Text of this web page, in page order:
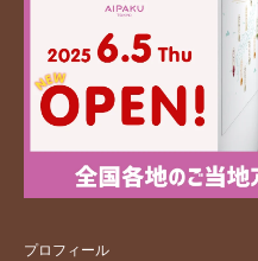
プロフィール